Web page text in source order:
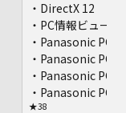
・DirectX 12
・PC情報ビューア
・Panasonic PC
・Panasonic PC
・Panasonic PC
・Panasonic PC
★38